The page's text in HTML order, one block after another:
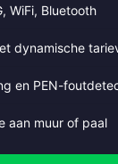
WiFi, Bluetooth
dynamische
en PEN-
aan muur of paal